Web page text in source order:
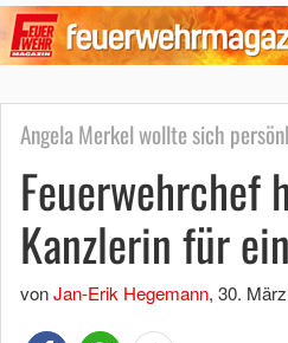
Angela Merkel wollte sich
Feuerwehrchef
Kanzlerin für
vonJan-Erik Hegemann, 30.